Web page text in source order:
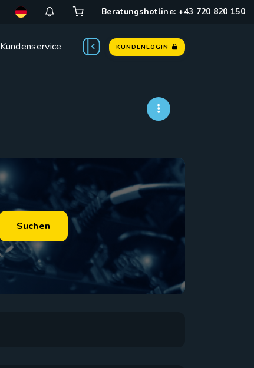
Beratungshotline: +43 720 820 150
Kundenservice KUNDENLOGIN